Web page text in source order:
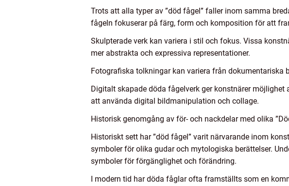
Trots att alla typer av ”död fågel” faller inom samma
fågeln fokuserar på färg, form och komposition för att
Skulpterade verk kan variera i stil och fokus. Vissa
mer abstrakta och expressiva representationer.
Fotografiska tolkningar kan variera från
Digitalt skapade döda fågelverk ger konstnärer
att använda digital bildmanipulation och collage.
Historisk genomgång av för- och nackdelar med olika
Historiskt sett har ”död fågel” varit närvarande inom
symboler för olika gudar och mytologiska berättelser.
symboler för förgänglighet och förändring.
I modern tid har döda fåglar ofta framställts som en